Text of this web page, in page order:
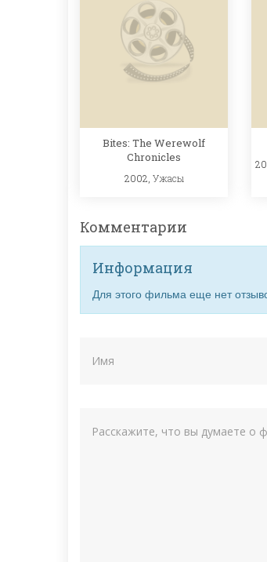
Bites: The Werewolf
Chronicles
2002, Ужасы
Комментарии
Информация
Для этого фильма еще нет